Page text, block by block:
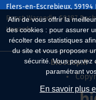
Afin de vous offrir la
des cookies : pour assurer
récolter des statistiques
du site et vous proposer
sécurité. Vous pouvez
paramétrant
En savoir plus
Flers-en-Escrebieux, 59194
Roost-Warendin, 59187
Lewarde
Biocoop.fr